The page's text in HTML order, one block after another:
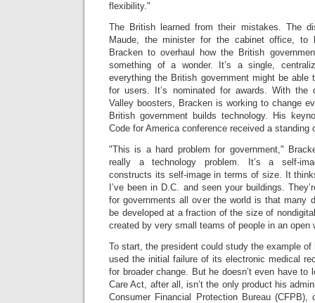
flexibility."
The British learned from their mistakes. The
Maude, the minister for the cabinet office, to
Bracken to overhaul how the British
something of a wonder. It’s a single,
everything the British government might be able
for users. It’s nominated for awards. With the
Valley boosters, Bracken is working to change
British government builds technology. His
Code for America conference received a standing
"This is a hard problem for government,"
really a technology problem. It’s a self-
constructs its self-image in terms of size. It
I’ve been in D.C. and seen your buildings.
for governments all over the world is that many
be developed at a fraction of the size of
created by very small teams of people in an open
To start, the president could study the example
used the initial failure of its electronic medical
for broader change. But he doesn’t even have to
Care Act, after all, isn’t the only product his
Consumer Financial Protection Bureau (CFPB),